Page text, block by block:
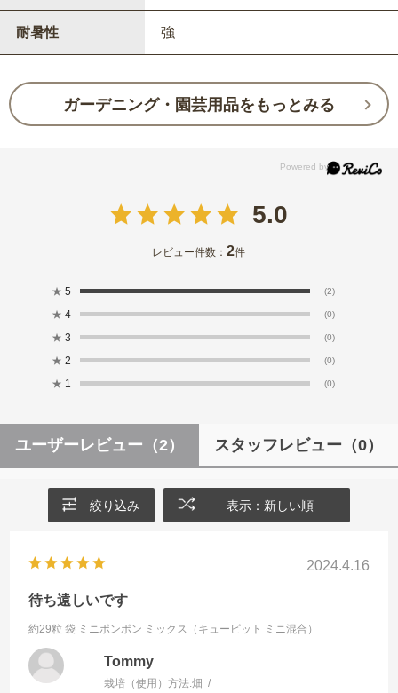
耐暑性 強
ガーデニング・園芸用品をもっとみる
5.0
レビュー件数：2件
★ 5 (2)
★ 4 (0)
★ 3 (0)
★ 2 (0)
★ 1 (0)
ユーザーレビュー （2） スタッフレビュー （0）
絞り込み 表示：新しい順
2024.4.16
待ち遠しいです
約29粒 袋 ミニポンポン ミックス（キューピット ミニ混合）
Tommy
栽培（使用）方法:畑